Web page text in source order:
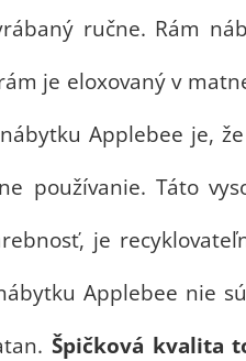
ručne. Rám
je eloxovaný v
Applebee je,
používanie. Táto
je
Applebee nie
Špičková kvalita